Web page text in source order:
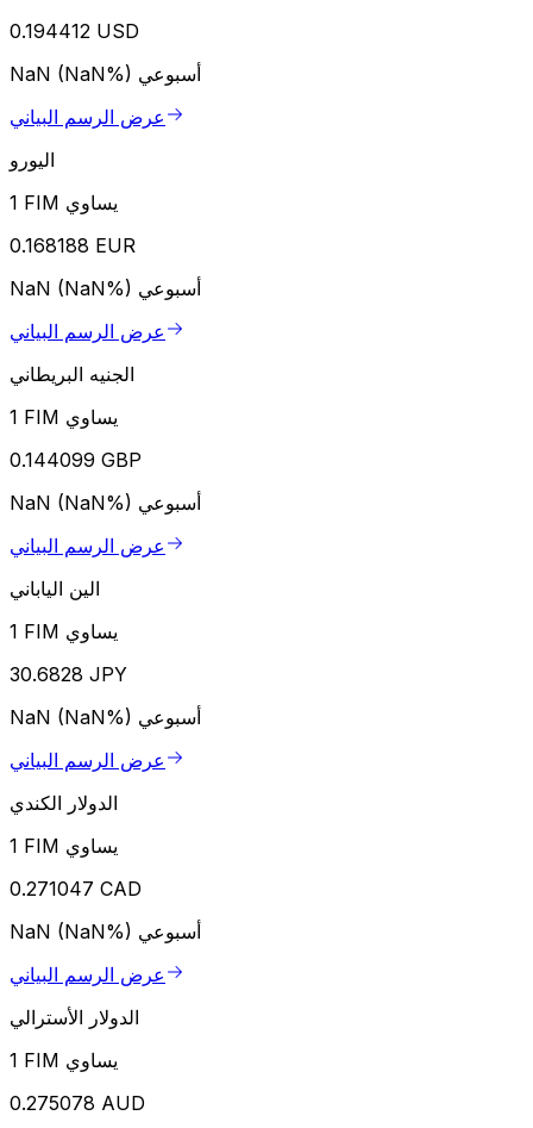
0.194412 USD
NaN (NaN%) أسبوعي
عرض الرسم البياني
اليورو
1 FIM يساوي
0.168188 EUR
NaN (NaN%) أسبوعي
عرض الرسم البياني
الجنيه البريطاني
1 FIM يساوي
0.144099 GBP
NaN (NaN%) أسبوعي
عرض الرسم البياني
الين الياباني
1 FIM يساوي
30.6828 JPY
NaN (NaN%) أسبوعي
عرض الرسم البياني
الدولار الكندي
1 FIM يساوي
0.271047 CAD
NaN (NaN%) أسبوعي
عرض الرسم البياني
الدولار الأسترالي
1 FIM يساوي
0.275078 AUD